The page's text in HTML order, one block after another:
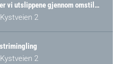
Arendalsuka: Kutter vi utslippene gjennom omstilling – eller tap av industri?
2
2